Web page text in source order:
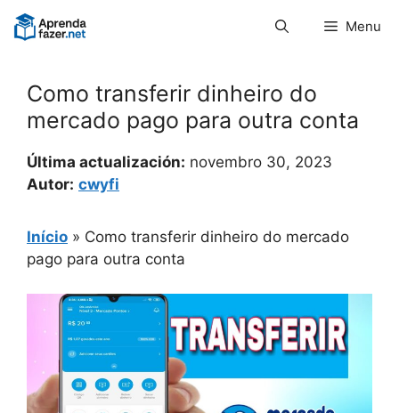
Pular
para
Menu
Como transferir dinheiro do
mercado pago para outra conta
Última actualización: novembro 30, 2023
Autor: cwyfi
Início » Como transferir dinheiro do mercado
pago para outra conta